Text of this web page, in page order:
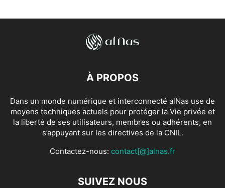
À PROPOS
Dans un monde numérique et interconnecté alNas use de
moyens techniques actuels pour protéger la Vie privée et
la liberté de ses utilisateurs, membres ou adhérents, en
s’appuyant sur les directives de la CNIL.
Contactez-nous: contact[@]alnas.fr
SUIVEZ NOUS